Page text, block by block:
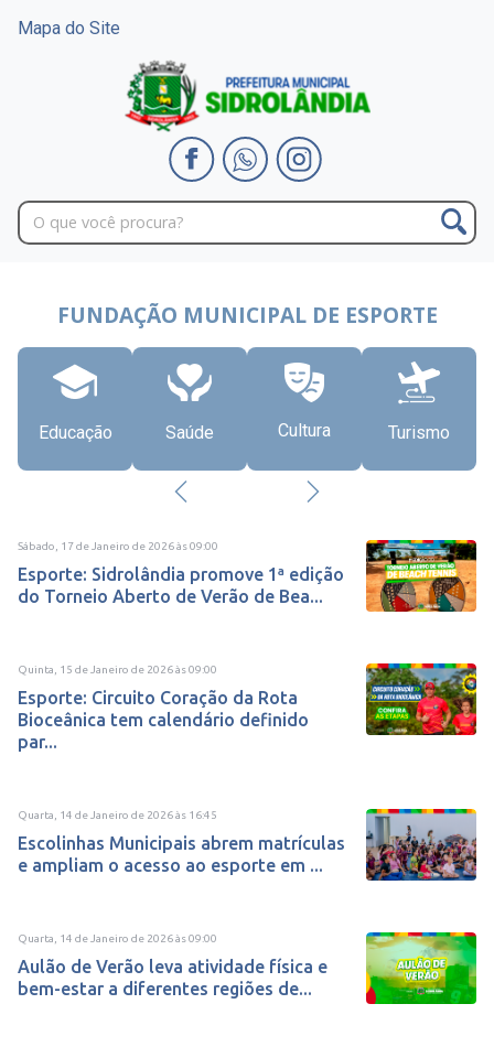
Mapa do Site
FUNDAÇÃO MUNICIPAL DE ESPORTE
Educação Saúde Cultura Turismo
Sábado, 17 de Janeiro de 2026às09:00
Esporte: Sidrolândia promove 1ª edição
do Torneio Aberto de Verão de Bea...
Quinta, 15 de Janeiro de 2026às09:00
Esporte: Circuito Coração da Rota
Bioceânica tem calendário definido
par...
Quarta, 14 de Janeiro de 2026às 16:45
Escolinhas Municipais abrem matrículas
e ampliam o acesso ao esporte em ...
Quarta, 14 de Janeiro de 2026às09:00
Aulão de Verão leva atividade física e
bem-estar a diferentes regiões de...